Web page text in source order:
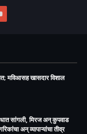
मविआसह खासदार विशाल
सांगली, मिरज अन् कुपवाड
अन् व्यापाऱ्यांचा तीव्र